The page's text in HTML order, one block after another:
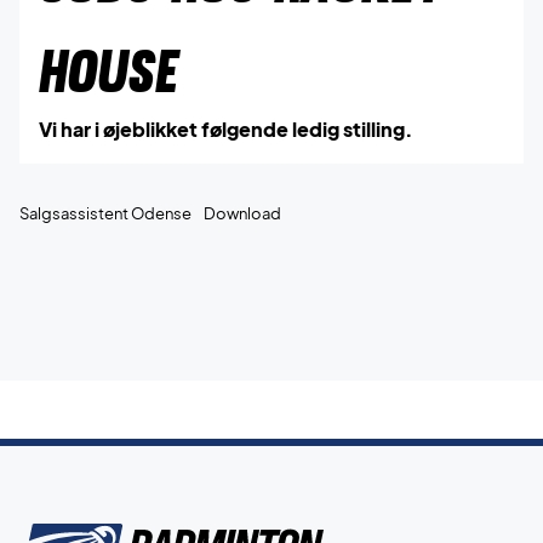
HOUSE
Vi har i øjeblikket følgende ledig stilling.
Salgsassistent Odense Download